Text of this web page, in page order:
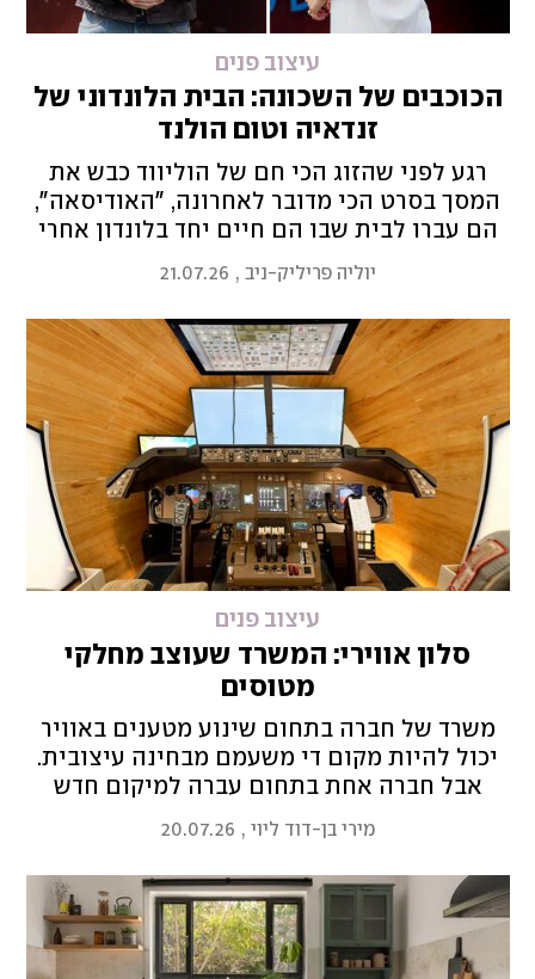
עיצוב פנים
הכוכבים של השכונה: הבית הלונדוני של
זנדאיה וטום הולנד
רגע לפני שהזוג הכי חם של הוליווד כבש את
המסך בסרט הכי מדובר לאחרונה, "האודיסאה",
הם עברו לבית שבו הם חיים יחד בלונדון אחרי
שנים של שיפוצים
יוליה פריליק-ניב,
21.07.26
עיצוב פנים
סלון אווירי: המשרד שעוצב מחלקי
מטוסים
משרד של חברה בתחום שינוע מטענים באוויר
יכול להיות מקום די משעמם מבחינה עיצובית.
אבל חברה אחת בתחום עברה למיקום חדש
והחליטה לשחק עם הקונספט התעופתי, כולל
מושבי בואינג אמיתיים לרווחת העובדים וריהוט
מחלקי מטוס
מירי בן-דוד ליוי,
20.07.26